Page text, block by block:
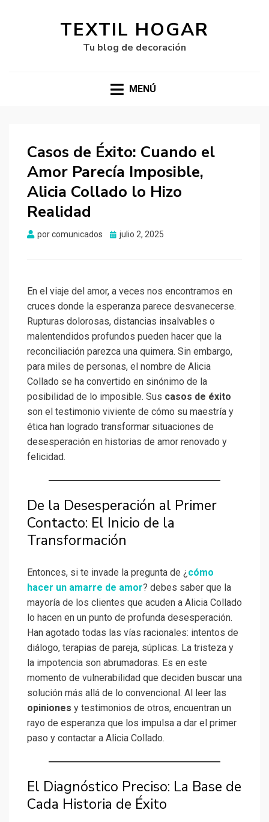
TEXTIL HOGAR
Tu blog de decoración
MENÚ
Casos de Éxito: Cuando el
Amor Parecía Imposible,
Alicia Collado lo Hizo
Realidad
porcomunicados
Publicado
julio 2, 2025
En el viaje del amor, a veces nos encontramos en
cruces donde la esperanza parece desvanecerse.
Rupturas dolorosas, distancias insalvables o
malentendidos profundos pueden hacer que la
reconciliación parezca una quimera. Sin embargo,
para miles de personas, el nombre de Alicia
Collado se ha convertido en sinónimo de la
posibilidad de lo imposible. Sus casos de éxito
son el testimonio viviente de cómo su maestría y
ética han logrado transformar situaciones de
desesperación en historias de amor renovado y
felicidad.
De la Desesperación al Primer
Contacto: El Inicio de la
Transformación
Entonces, si te invade la pregunta de ¿ cómo
hacer un amarre de amor? debes saber que la
mayoría de los clientes que acuden a Alicia Collado
lo hacen en un punto de profunda desesperación.
Han agotado todas las vías racionales: intentos de
diálogo, terapias de pareja, súplicas. La tristeza y
la impotencia son abrumadoras. Es en este
momento de vulnerabilidad que deciden buscar una
solución más allá de lo convencional. Al leer las
opiniones y testimonios de otros, encuentran un
rayo de esperanza que los impulsa a dar el primer
paso y contactar a Alicia Collado.
El Diagnóstico Preciso: La Base de
Cada Historia de Éxito